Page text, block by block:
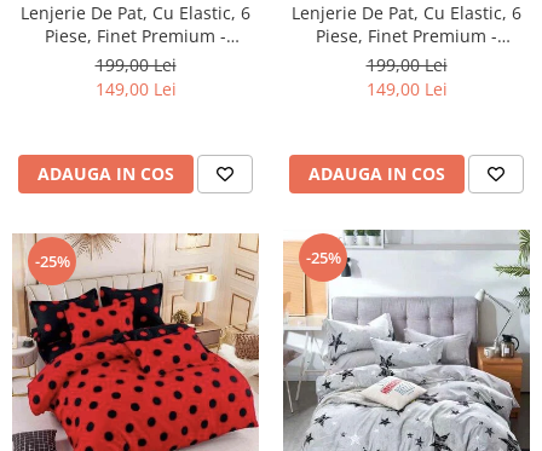
Lenjerie De Pat, Cu Elastic, 6
Piese, Finet Premium -
LPBF6PE3
199,00 Lei
149,00 Lei
ADAUGA IN COS
Lenjerie De Pat, Cu Elastic, 6
Piese, Finet Premium -
LPBF6PE4
199,00 Lei
149,00 Lei
ADAUGA IN COS
-25% -25%